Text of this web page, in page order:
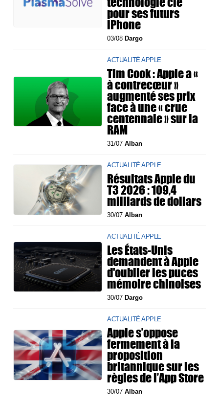
pour ses futurs
iPhone
03/08Dargo
ACTUALITÉ APPLE
Tim Cook : Apple a «
à contrecœur »
augmenté ses prix
face à une « crue
centennale » sur la
RAM
31/07Alban
ACTUALITÉ APPLE
Résultats Apple du
T3 2026 : 109,4
milliards de dollars
30/07Alban
ACTUALITÉ APPLE
Les États-Unis
demandent à Apple
d'oublier les puces
mémoire chinoises
30/07Dargo
ACTUALITÉ APPLE
Apple s’oppose
fermement à la
proposition
britannique sur les
règles de l’App Store
30/07Alban